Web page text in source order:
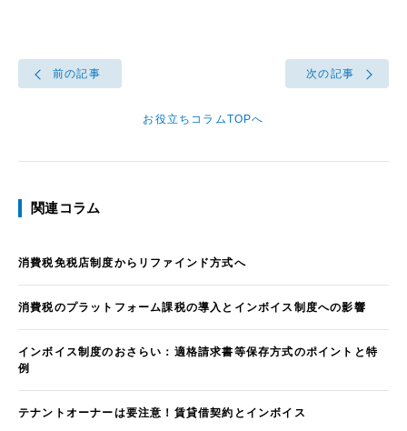
前の記事
お役立ちコラムTOPへ
次の記事
関連コラム
消費税免税店制度からリファインド方式へ
消費税のプラットフォーム課税の導入とインボイス制度への影響
インボイス制度のおさらい：適格請求書等保存方式のポイントと特
例
テナントオーナーは要注意！賃貸借契約とインボイス